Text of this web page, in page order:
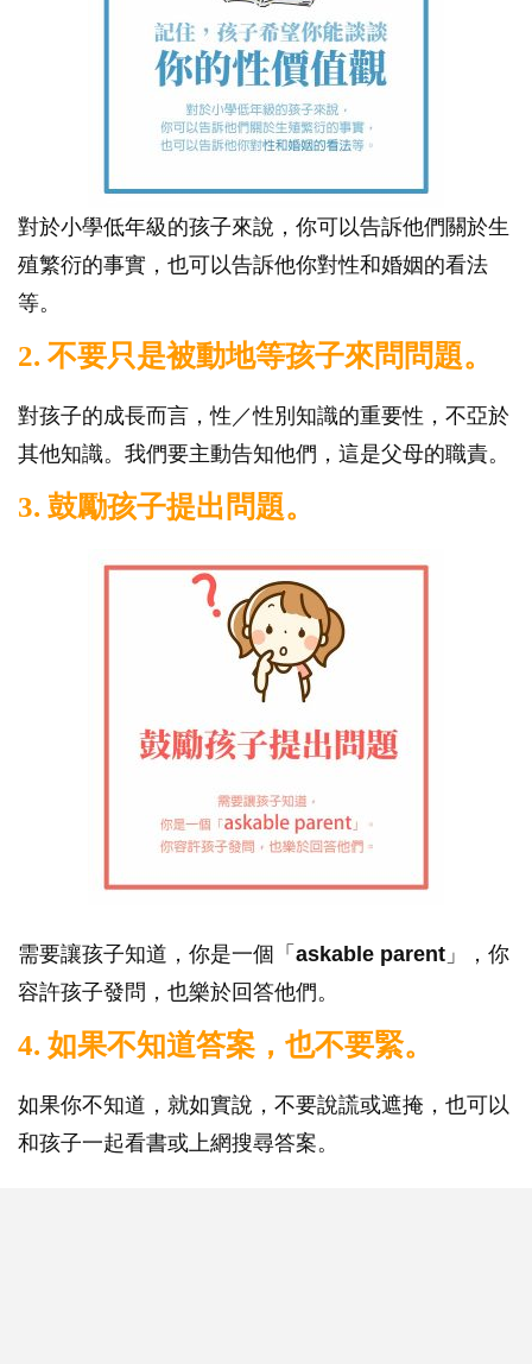
對於小學低年級的孩子來說，你可以告訴他們關於生
殖繁衍的事實，也可以告訴他你對性和婚姻的看法
等。
2. 不要只是被動地等孩子來問問題。
對孩子的成長而言，性／性別知識的重要性，不亞於
其他知識。我們要主動告知他們，這是父母的職責。
3. 鼓勵孩子提出問題。
需要讓孩子知道，你是一個「 askable parent 」，你
容許孩子發問，也樂於回答他們。
4. 如果不知道答案，也不要緊。
如果你不知道，就如實說，不要說謊或遮掩，也可以
和孩子一起看書或上網搜尋答案。